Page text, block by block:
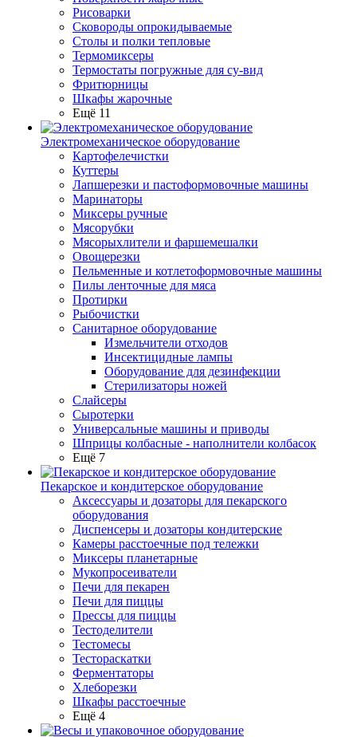
Рисоварки
Сковороды опрокидываемые
Столы и полки тепловые
Термомиксеры
Термостаты погружные для су-вид
Фритюрницы
Шкафы жарочные
Ещё 11
Электромеханическое оборудование
Картофелечистки
Куттеры
Лапшерезки и пастоформовочные машины
Маринаторы
Миксеры ручные
Мясорубки
Мясорыхлители и фаршемешалки
Овощерезки
Пельменные и котлетоформовочные машины
Пилы ленточные для мяса
Протирки
Рыбочистки
Санитарное оборудование
Измельчители отходов
Инсектицидные лампы
Оборудование для дезинфекции
Стерилизаторы ножей
Слайсеры
Сыротерки
Универсальные машины и приводы
Шприцы колбасные - наполнители колбасок
Ещё 7
Пекарское и кондитерское оборудование
Аксессуары и дозаторы для пекарского
оборудования
Диспенсеры и дозаторы кондитерские
Камеры расстоечные под тележки
Миксеры планетарные
Мукопросеиватели
Печи для пекарен
Печи для пиццы
Прессы для пиццы
Тестоделители
Тестомесы
Тестораскатки
Ферментаторы
Хлеборезки
Шкафы расстоечные
Ещё 4